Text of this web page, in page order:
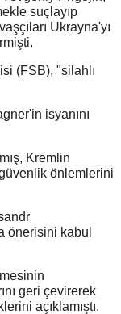
suçlayıp
Ukrayna'yı
(FSB), "silahlı
isyanını
Kremlin
önlemlerini
önerisini kabul
geri çevirerek
açıklamıştı.